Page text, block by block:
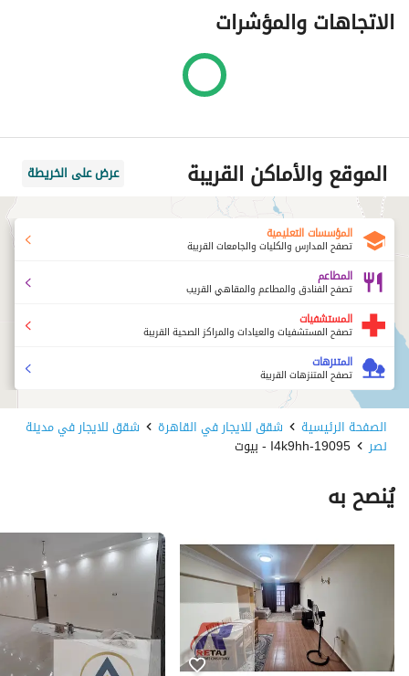
الاتجاهات والمؤشرات
الموقع والأماكن القريبة عرض على الخريطة
المؤسسات التعليمية
تصفح المدارس والكليات والجامعات القريبة
المطاعم
تصفح الفنادق والمطاعم والمقاهي القريب
المستشفيات
تصفح المستشفيات والعيادات والمراكز الصحية القريبة
المتنزهات
تصفح المتنزهات القريبة
الصفحة الرئيسية شقق للايجار في القاهرة شقق للايجار في مدينة
نصر 19095-I4k9hh - بيوت
يُنصح به